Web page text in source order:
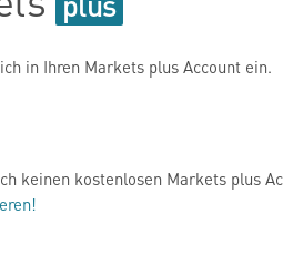
in Ihren Markets plus Account ein.
keinen kostenlosen Markets plus